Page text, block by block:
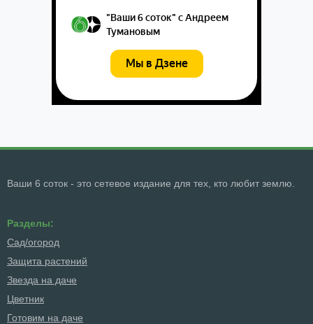
Ваши 6 соток - это сетевое издание для тех, кто любит землю.
Разделы:
Сад/огород
Защита растений
Звезда на даче
Цветник
Готовим на даче